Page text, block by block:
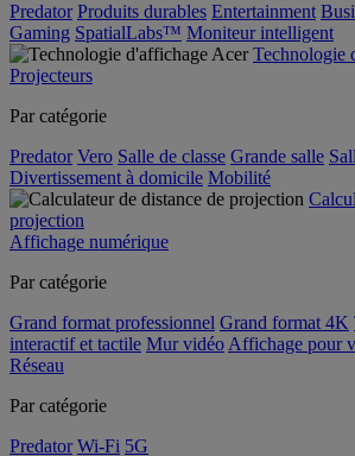
Predator Produits durables Entertainment
Gaming SpatialLabs™ Moniteur intelligent
Technologie
Projecteurs
Par catégorie
Predator Vero Salle de classe Grande salle
Divertissement à domicile Mobilité
projection
Affichage numérique
Par catégorie
Grand format professionnel Grand format 4K
interactif et tactile Mur vidéo Affichage pour
Réseau
Par catégorie
Predator Wi-Fi 5G